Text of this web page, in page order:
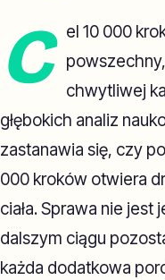
C
el 10 000
chwytliwej
głębokich analiz
zastanawia się, czy
000 kroków otwiera
ciała. Sprawa nie
dalszym ciągu
każda dodatkowa